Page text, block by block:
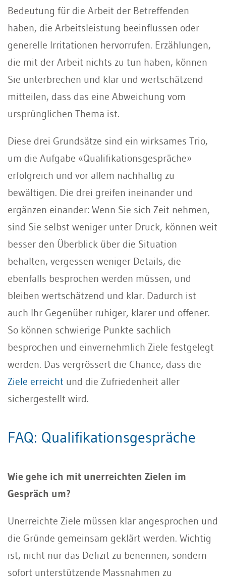
Bedeutung für die Arbeit der Betreffenden
haben, die Arbeitsleistung beeinflussen oder
generelle Irritationen hervorrufen. Erzählungen,
die mit der Arbeit nichts zu tun haben, können
Sie unterbrechen und klar und wertschätzend
mitteilen, dass das eine Abweichung vom
ursprünglichen Thema ist.
Diese drei Grundsätze sind ein wirksames Trio,
um die Aufgabe «Qualifikationsgespräche»
erfolgreich und vor allem nachhaltig zu
bewältigen. Die drei greifen ineinander und
ergänzen einander: Wenn Sie sich Zeit nehmen,
sind Sie selbst weniger unter Druck, können weit
besser den Überblick über die Situation
behalten, vergessen weniger Details, die
ebenfalls besprochen werden müssen, und
bleiben wertschätzend und klar. Dadurch ist
auch Ihr Gegenüber ruhiger, klarer und offener.
So können schwierige Punkte sachlich
besprochen und einvernehmlich Ziele festgelegt
werden. Das vergrössert die Chance, dass die
Ziele erreicht und die Zufriedenheit aller
sichergestellt wird.
FAQ: Qualifikationsgespräche
Wie gehe ich mit unerreichten Zielen im
Gespräch um?
Unerreichte Ziele müssen klar angesprochen und
die Gründe gemeinsam geklärt werden. Wichtig
ist, nicht nur das Defizit zu benennen, sondern
sofort unterstützende Massnahmen zu